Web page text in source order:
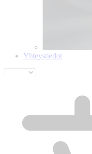
Yhteystiedot